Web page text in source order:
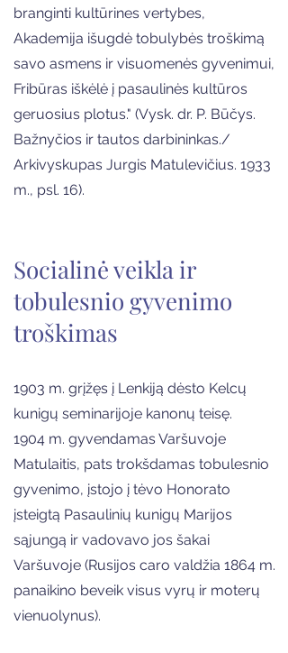
branginti kultūrines vertybes,
Akademija išugdė tobulybės troškimą
savo asmens ir visuomenės gyvenimui,
Fribūras iškėlė į pasaulinės kultūros
geruosius plotus." (Vysk. dr. P. Būčys.
Bažnyčios ir tautos darbininkas./
Arkivyskupas Jurgis Matulevičius. 1933
m., psl. 16).
Socialinė veikla ir
tobulesnio gyvenimo
troškimas
1903 m. grįžęs į Lenkiją dėsto Kelcų
kunigų seminarijoje kanonų teisę.
1904 m. gyvendamas Varšuvoje
Matulaitis, pats trokšdamas tobulesnio
gyvenimo, įstojo į tėvo Honorato
įsteigtą Pasaulinių kunigų Marijos
sąjungą ir vadovavo jos šakai
Varšuvoje (Rusijos caro valdžia 1864 m.
panaikino beveik visus vyrų ir moterų
vienuolynus).